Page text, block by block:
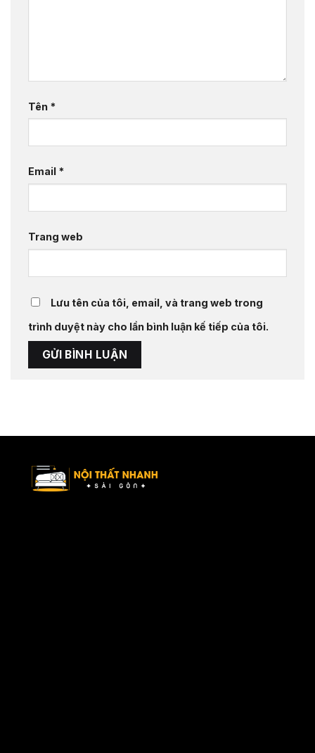
Tên *
Email *
Trang web
Lưu tên của tôi, email, và trang web trong
trình duyệt này cho lần bình luận kế tiếp của tôi.